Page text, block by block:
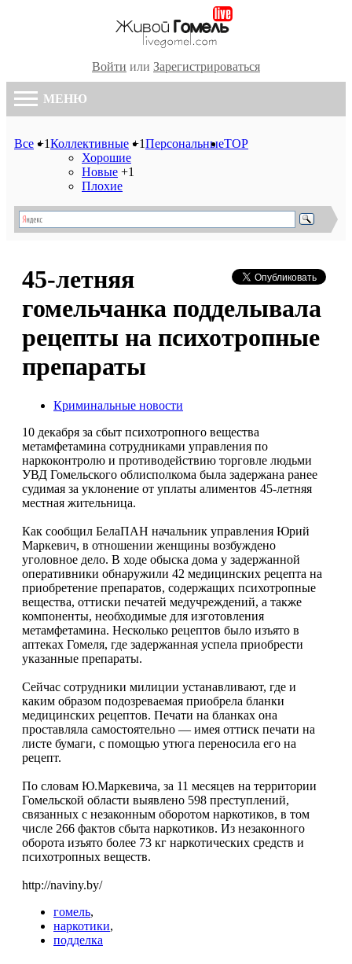
Войти или Зарегистрироваться
МЕНЮ
Все +1Коллективные +1
Хорошие
Новые +1
Плохие
ПерсональныеTOP
45-летняя
гомельчанка подделывала
рецепты на психотропные
препараты
Криминальные новости
10 декабря за сбыт психотропного вещества
метамфетамина сотрудниками управления по
наркоконтролю и противодействию торговле людьми
УВД Гомельского облисполкома была задержана ранее
судимая за уклонение от уплаты алиментов 45-летняя
местная жительница.
Как сообщил БелаПАН начальник управления Юрий
Маркевич, в отношении женщины возбуждено
уголовное дело. В ходе обыска дома у задержанной
оперативники обнаружили 42 медицинских рецепта на
приобретение препаратов, содержащих психотропные
вещества, оттиски печатей медучреждений, а также
компоненты, необходимые для изготовления
метамфетамина. Несколько рецептов было изъято в
аптеках Гомеля, где задержанная успела приобрести
указанные препараты.
Сейчас сотрудники милиции устанавливают, где и
каким образом подозреваемая приобрела бланки
медицинских рецептов. Печати на бланках она
проставляла самостоятельно — имея оттиск печати на
листе бумаги, с помощью утюга переносила его на
рецепт.
По словам Ю.Маркевича, за 11 месяцев на территории
Гомельской области выявлено 598 преступлений,
связанных с незаконным оборотом наркотиков, в том
числе 266 фактов сбыта наркотиков. Из незаконного
оборота изъято более 73 кг наркотических средств и
психотропных веществ.
http://naviny.by/
гомель,
наркотики,
подделка